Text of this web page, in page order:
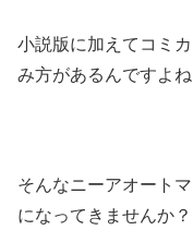
小説版に加えてコミ
み方があるんですよね
そんなニーアオート
になってきませんか？